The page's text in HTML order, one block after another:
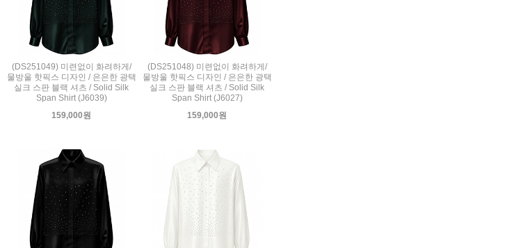
(DS251049) 미련없이 화려하게/
물방울 핫픽스 디자인 / 은은한 광택
실크 스판 블랙 셔츠 / Solid Silk
Span Shirt (J6039)
159,000원
(DS251048) 미련없이 화려하게/
물방울 핫픽스 디자인 / 은은한 광택
실크 스판 블랙 셔츠 / Solid Silk
Span Shirt (J6027)
159,000원